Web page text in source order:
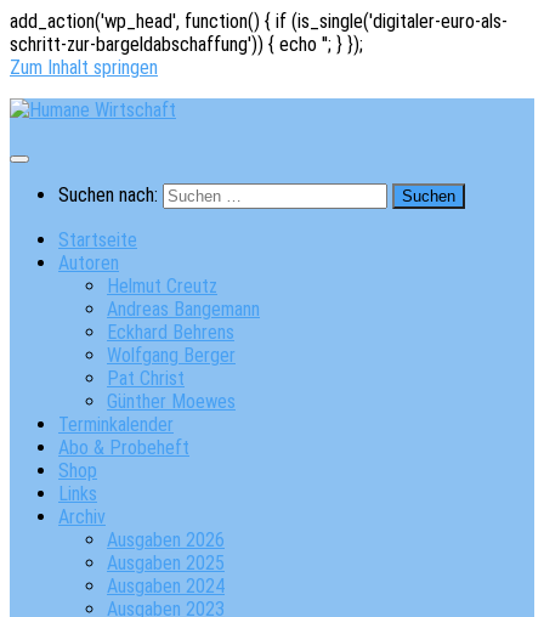
add_action('wp_head', function() { if (is_single('digitaler-euro-als-
schritt-zur-bargeldabschaffung')) { echo ''; } });
Zum Inhalt springen
Suchen nach:
Startseite
Autoren
Helmut Creutz
Andreas Bangemann
Eckhard Behrens
Wolfgang Berger
Pat Christ
Günther Moewes
Terminkalender
Abo & Probeheft
Shop
Links
Archiv
Ausgaben 2026
Ausgaben 2025
Ausgaben 2024
Ausgaben 2023